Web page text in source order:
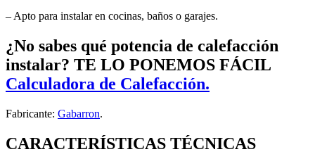
– Apto para instalar en cocinas, baños o garajes.
¿No sabes qué potencia de calefacción
instalar? TE LO PONEMOS FÁCIL
Calculadora de Calefacción.
Fabricante: Gabarron.
CARACTERÍSTICAS TÉCNICAS